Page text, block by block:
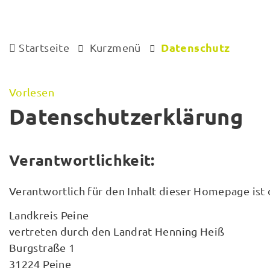
Startseite Kurzmenü Datenschutz
Vorlesen
Datenschutzerklärung
Verantwortlichkeit:
Verantwortlich für den Inhalt dieser Homepage ist
Landkreis Peine
vertreten durch den Landrat Henning Heiß
Burgstraße 1
31224 Peine